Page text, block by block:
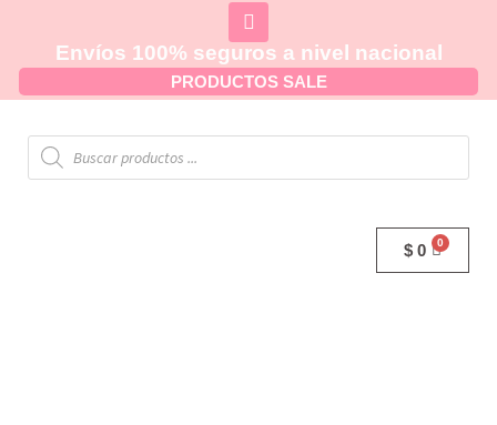
Envíos 100% seguros a nivel nacional
PRODUCTOS SALE
$ 0